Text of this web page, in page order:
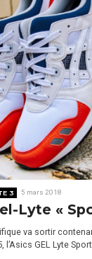
3 5 mars 2018
Lyte «
va sortir
l’Asics GEL Lyte